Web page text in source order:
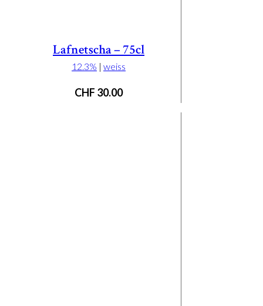
Lafnetscha – 75cl
12.3% | weiss
CHF 30.00